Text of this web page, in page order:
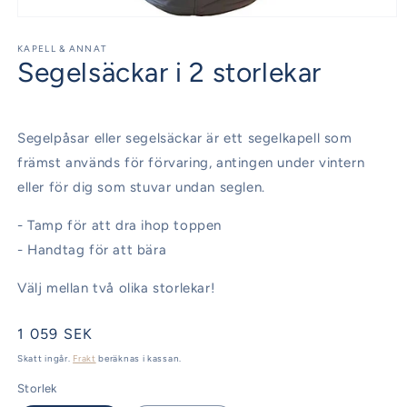
1
i
modalfönster
KAPELL & ANNAT
Segelsäckar i 2 storlekar
Segelpåsar eller segelsäckar är ett segelkapell som
främst används för förvaring, antingen under vintern
eller för dig som stuvar undan seglen.
- Tamp för att dra ihop toppen
- Handtag för att bära
Välj mellan två olika storlekar!
Ordinarie
pris
1 059 SEK
Skatt ingår. Frakt beräknas i kassan.
Storlek